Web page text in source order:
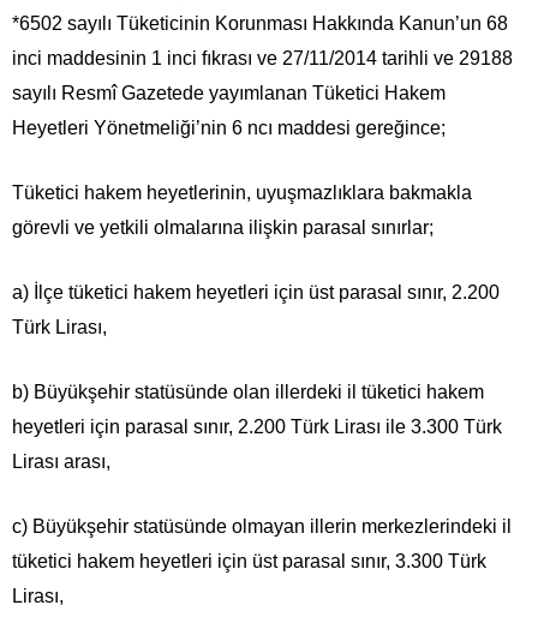
*6502 sayılı Tüketicinin Korunması Hakkında Kanun’un 68
inci maddesinin 1 inci fıkrası ve 27/11/2014 tarihli ve 29188
sayılı Resmî Gazetede yayımlanan Tüketici Hakem
Heyetleri Yönetmeliği’nin 6 ncı maddesi gereğince;
Tüketici hakem heyetlerinin, uyuşmazlıklara bakmakla
görevli ve yetkili olmalarına ilişkin parasal sınırlar;
a) İlçe tüketici hakem heyetleri için üst parasal sınır, 2.200
Türk Lirası,
b) Büyükşehir statüsünde olan illerdeki il tüketici hakem
heyetleri için parasal sınır, 2.200 Türk Lirası ile 3.300 Türk
Lirası arası,
c) Büyükşehir statüsünde olmayan illerin merkezlerindeki il
tüketici hakem heyetleri için üst parasal sınır, 3.300 Türk
Lirası,